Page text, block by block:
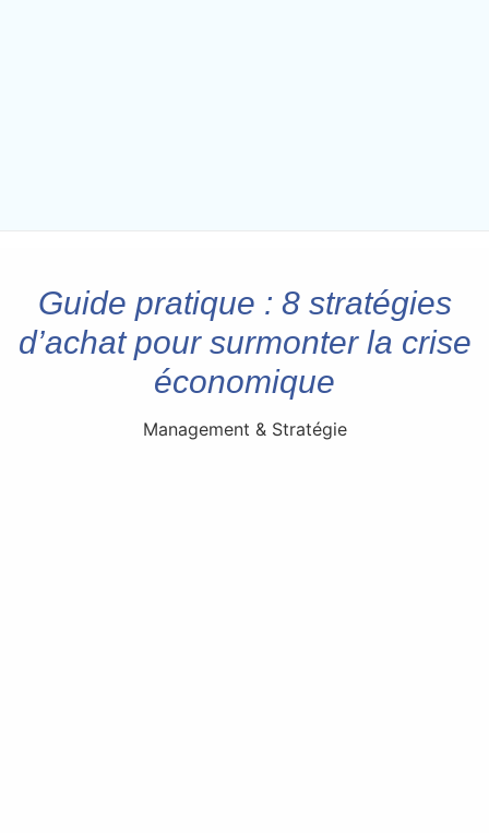
Guide pratique : 8 stratégies
d’achat pour surmonter la crise
économique
Management & Stratégie